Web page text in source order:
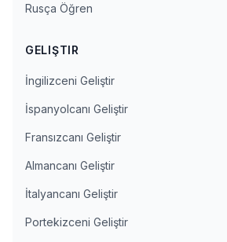
Rusça Öğren
GELIŞTIR
İngilizceni Geliştir
İspanyolcanı Geliştir
Fransızcanı Geliştir
Almancanı Geliştir
İtalyancanı Geliştir
Portekizceni Geliştir